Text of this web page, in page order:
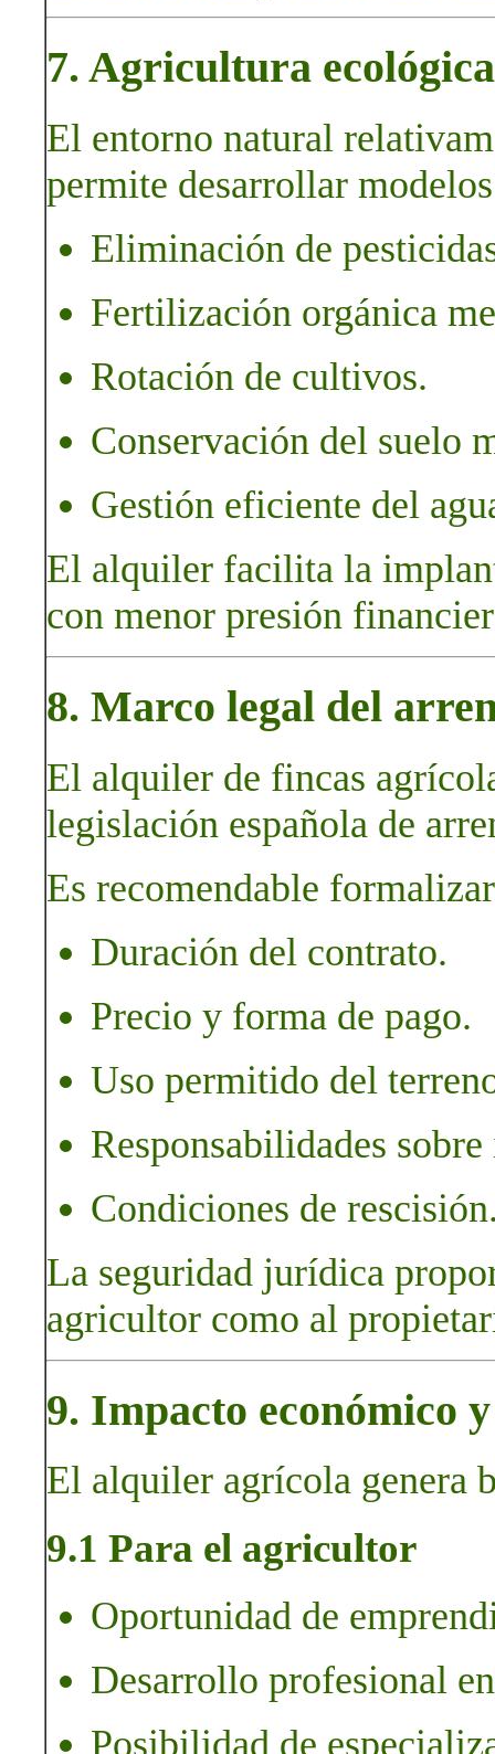
7. Agricultura
El entorno natural
permite desarrollar
Eliminación de
Fertilización orgánica
Rotación de cultivos.
Conservación del suelo
Gestión eficiente del
El alquiler facilita la
con menor presión
8. Marco legal del
El alquiler de fincas
legislación española de
Es recomendable
Duración del contrato.
Precio y forma de pago.
Uso permitido del
Responsabilidades
Condiciones de
La seguridad jurídica
agricultor como al
9. Impacto económico
El alquiler agrícola genera
9.1 Para el agricultor
Oportunidad de
Desarrollo profesional
Posibilidad de